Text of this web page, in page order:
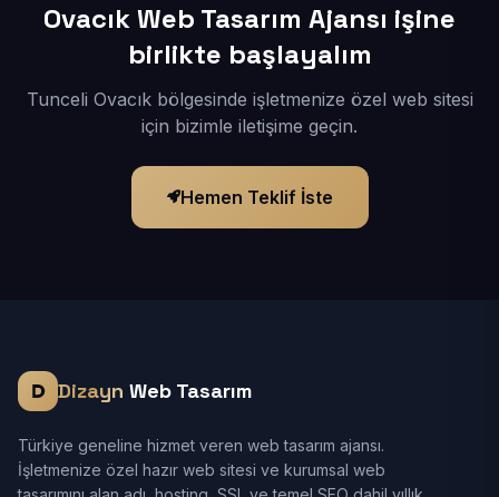
Ovacık Web Tasarım Ajansı işine
birlikte başlayalım
Tunceli Ovacık bölgesinde işletmenize özel web sitesi
için bizimle iletişime geçin.
Hemen Teklif İste
Dizayn Web Tasarım
Türkiye geneline hizmet veren web tasarım ajansı.
İşletmenize özel hazır web sitesi ve kurumsal web